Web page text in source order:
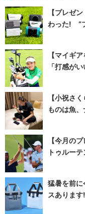
【プレゼ
わった! “
【マイギ
「打感が
【小祝さ
ものは魚
【今月の
トゥルー
猛暑を前に
スあります